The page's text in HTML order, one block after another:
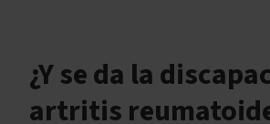
¿Y se da la
artritis